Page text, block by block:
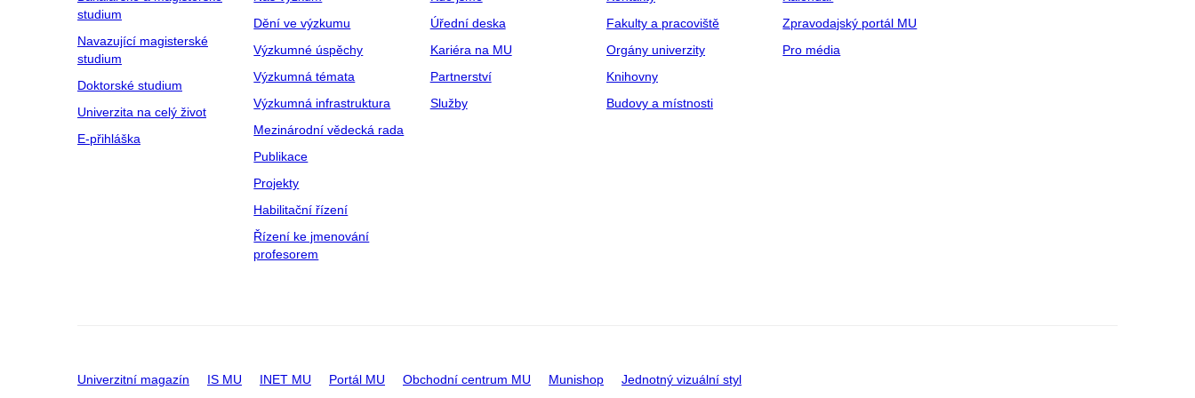
studium
Navazující magisterské
studium
Doktorské studium
Univerzita na celý život
E-přihláška
Dění ve výzkumu
Výzkumné úspěchy
Výzkumná témata
Výzkumná infrastruktura
Mezinárodní vědecká rada
Publikace
Projekty
Habilitační řízení
Řízení ke jmenování
profesorem
Úřední deska
Kariéra na MU
Partnerství
Služby
Fakulty a pracoviště
Orgány univerzity
Knihovny
Budovy a místnosti
Zpravodajský portál MU
Pro média
Univerzitní magazín IS MU INET MU Portál MU Obchodní centrum MU Munishop Jednotný vizuální styl